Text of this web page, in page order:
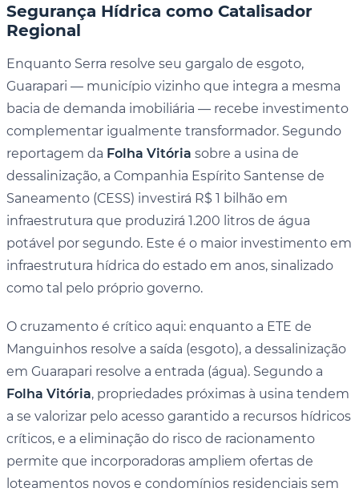
Segurança Hídrica como Catalisador
Regional
Enquanto Serra resolve seu gargalo de esgoto,
Guarapari — município vizinho que integra a mesma
bacia de demanda imobiliária — recebe investimento
complementar igualmente transformador. Segundo
reportagem da Folha Vitória sobre a usina de
dessalinização, a Companhia Espírito Santense de
Saneamento (CESS) investirá R$ 1 bilhão em
infraestrutura que produzirá 1.200 litros de água
potável por segundo. Este é o maior investimento em
infraestrutura hídrica do estado em anos, sinalizado
como tal pelo próprio governo.
O cruzamento é crítico aqui: enquanto a ETE de
Manguinhos resolve a saída (esgoto), a dessalinização
em Guarapari resolve a entrada (água). Segundo a
Folha Vitória, propriedades próximas à usina tendem
a se valorizar pelo acesso garantido a recursos hídricos
críticos, e a eliminação do risco de racionamento
permite que incorporadoras ampliem ofertas de
loteamentos novos e condomínios residenciais sem